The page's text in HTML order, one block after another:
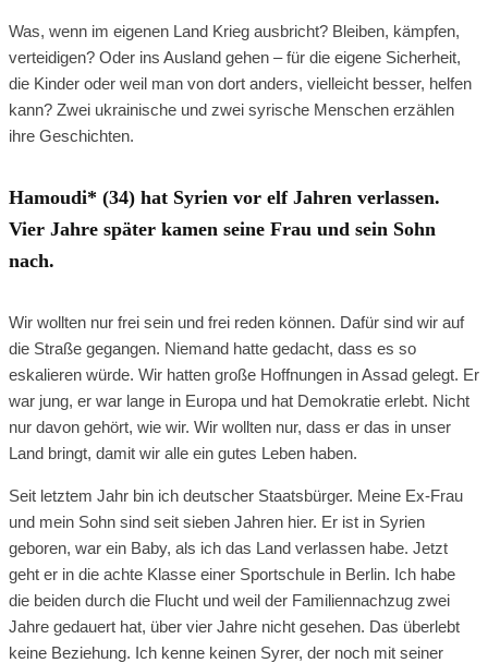
Was, wenn im eigenen Land Krieg ausbricht? Bleiben, kämpfen,
verteidigen? Oder ins Ausland gehen – für die eigene Sicherheit,
die Kinder oder weil man von dort anders, vielleicht besser, helfen
kann? Zwei ukrainische und zwei syrische Menschen erzählen
ihre Geschichten.
Hamoudi* (34) hat Syrien vor elf Jahren verlassen.
Vier Jahre später kamen seine Frau und sein Sohn
nach.
Wir wollten nur frei sein und frei reden können. Dafür sind wir auf
die Straße gegangen. Niemand hatte gedacht, dass es so
eskalieren würde. Wir hatten große Hoffnungen in Assad gelegt. Er
war jung, er war lange in Europa und hat Demokratie erlebt. Nicht
nur davon gehört, wie wir. Wir wollten nur, dass er das in unser
Land bringt, damit wir alle ein gutes Leben haben.
Seit letztem Jahr bin ich deutscher Staatsbürger. Meine Ex-Frau
und mein Sohn sind seit sieben Jahren hier. Er ist in Syrien
geboren, war ein Baby, als ich das Land verlassen habe. Jetzt
geht er in die achte Klasse einer Sportschule in Berlin. Ich habe
die beiden durch die Flucht und weil der Familiennachzug zwei
Jahre gedauert hat, über vier Jahre nicht gesehen. Das überlebt
keine Beziehung. Ich kenne keinen Syrer, der noch mit seiner